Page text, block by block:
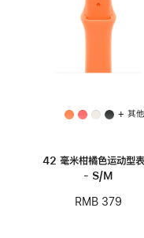
+ 其
42 毫米柑橘色运动型
- S/M
RMB 379